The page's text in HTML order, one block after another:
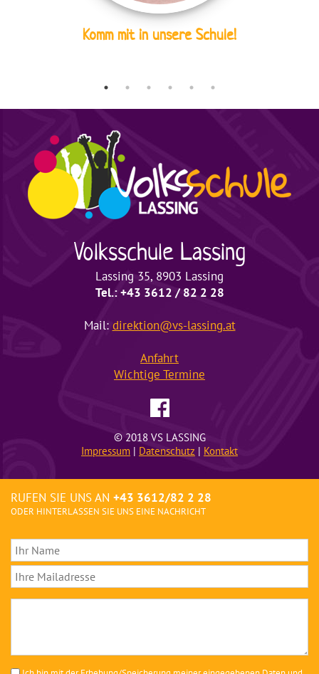
Komm mit in unsere Schule!
VolksschuleLassing
Lassing 35, 8903 Lassing
Tel.: +43 3612 / 82 2 28
Mail: direktion@vs-lassing.at
Anfahrt
Wichtige Termine
© 2018 VS LASSING
Impressum | Datenschutz | Kontakt
RUFEN SIE UNS AN +43 3612/82 2 28
ODER HINTERLASSEN SIE UNS EINE NACHRICHT